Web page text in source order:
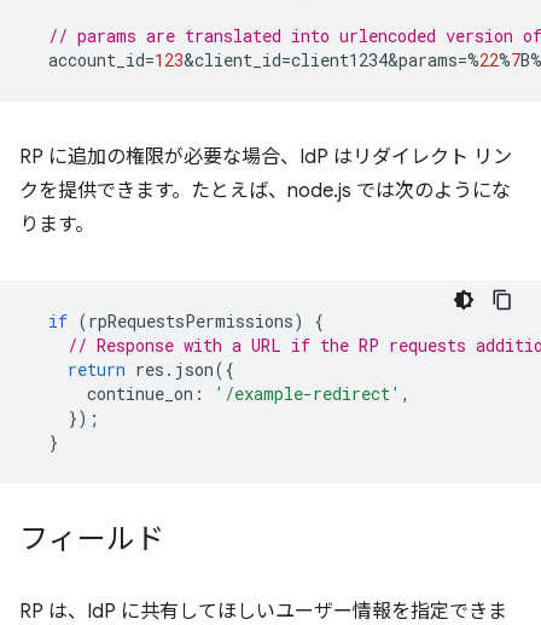
// params are translated into urlencoded version
account_id=123&client_id=client1234&params=%22%7B%
RP に追加の権限が必要な場合、IdP はリダイレクト リン
クを提供できます。たとえば、node.js では次のようにな
ります。
if (rpRequestsPermissions)
{
// Response with a URL if the RP requests
return res . json({
continue_on : '/example-redirect' ,
});
}
フィールド
RP は、IdP に共有してほしいユーザー情報を指定できま